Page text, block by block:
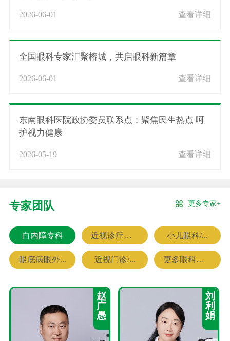
2026-06-01 查看详细
全国眼科专家汇聚榕城，共启眼科新篇章
2026-06-01 查看详细
东南眼科医院政协委员联系点：聚焦民生热点 呵
护视力健康
2026-05-19 查看详细
专家团队 更多专家+
白内障专科 近视诊疗专科 小儿眼科/...
眼底病眼外... 近视门诊/... 更多眼科专家
赵
广
愚
刘
利
娟